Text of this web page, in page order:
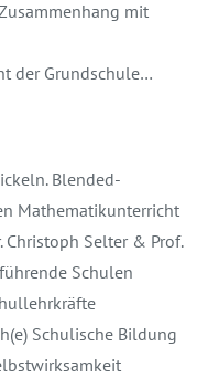
mit
der Grundschule…
Blended-
Mathematikunterricht
Christoph Selter & Prof.
Schulen
Schulische Bildung